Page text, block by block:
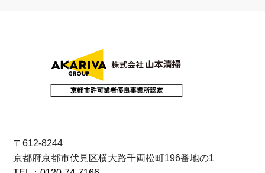
〒612-8244
京都府京都市伏見区横大路千両松町196番地の1